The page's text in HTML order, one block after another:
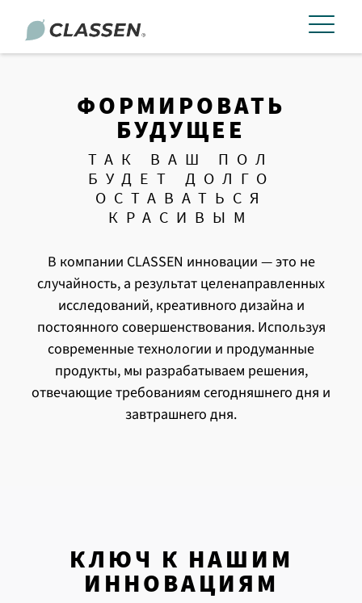
ФОРМИРОВАТЬ
БУДУЩЕЕ
ТАК ВАШ ПОЛ
БУДЕТ ДОЛГО
ОСТАВАТЬСЯ
КРАСИВЫМ
В компании CLASSEN инновации — это не
случайность, а результат целенаправленных
исследований, креативного дизайна и
постоянного совершенствования. Используя
современные технологии и продуманные
продукты, мы разрабатываем решения,
отвечающие требованиям сегодняшнего дня и
завтрашнего дня.
КЛЮЧ К НАШИМ
ИННОВАЦИЯМ